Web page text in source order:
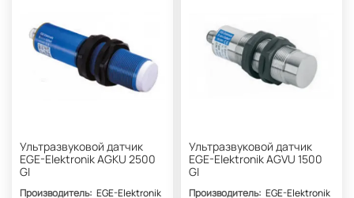
Ультразвуковой датчик
EGE-Elektronik AGKU 2500
GI
Производитель: EGE-Elektronik
Ультразвуковой датчик
EGE-Elektronik AGVU 1500
GI
Производитель: EGE-Elektronik